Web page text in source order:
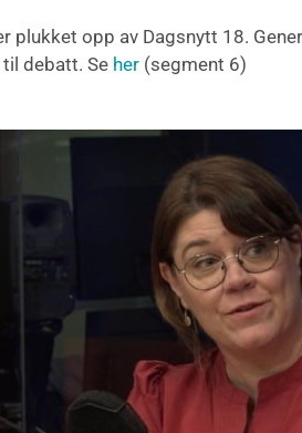
plukket opp av Dagsnytt 18.
til debatt. Se her (segment 6)